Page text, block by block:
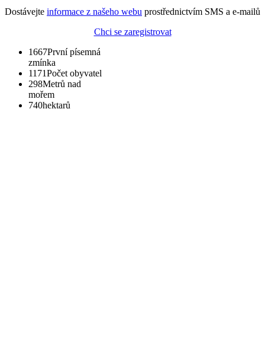
Dostávejte informace z našeho webu prostřednictvím SMS a e-mailů
Chci se zaregistrovat
1667První písemná
zmínka
1171Počet obyvatel
298Metrů nad
mořem
740hektarů